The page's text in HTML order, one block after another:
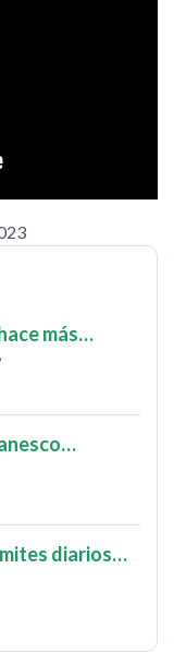
más…
diarios…